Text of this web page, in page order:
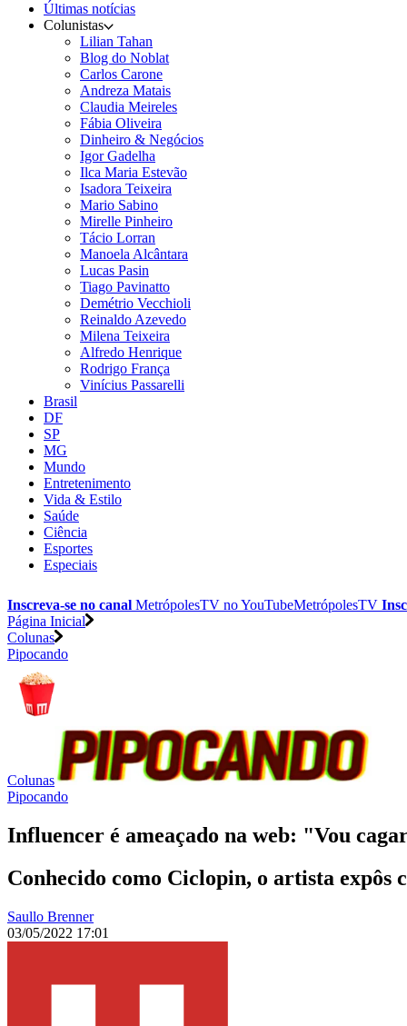
Últimas notícias
Colunistas
Lilian Tahan
Blog do Noblat
Carlos Carone
Andreza Matais
Claudia Meireles
Fábia Oliveira
Dinheiro & Negócios
Igor Gadelha
Ilca Maria Estevão
Isadora Teixeira
Mario Sabino
Mirelle Pinheiro
Tácio Lorran
Manoela Alcântara
Lucas Pasin
Tiago Pavinatto
Demétrio Vecchioli
Reinaldo Azevedo
Milena Teixeira
Alfredo Henrique
Rodrigo França
Vinícius Passarelli
Brasil
DF
SP
MG
Mundo
Entretenimento
Vida & Estilo
Saúde
Ciência
Esportes
Especiais
Inscreva-se no canal MetrópolesTV noYouTubeMetrópolesTV
Página Inicial
Colunas
Pipocando
Colunas
Pipocando
Influencer é ameaçado na web: "Vou
Conhecido como Ciclopin, o artista
Saullo Brenner
03/05/2022 17:01